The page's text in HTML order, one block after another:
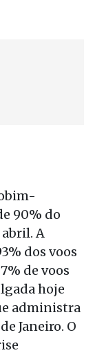
90% do
A
dos voos
de voos
hoje
administra
Janeiro. O